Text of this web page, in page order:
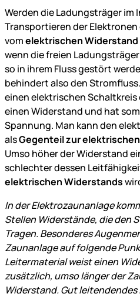
Werden die Ladungsträger im
Transportieren der
vomelektrischen Widerstand
wenn die freien
so in ihrem Fluss gestört
behindert also den
einen elektrischen
einen Widerstand und hat
Spannung. Man kann den
alsGegenteil zur
Umso höher der Widerstand
schlechter dessen
elektrischen Widerstands
In der Elektrozaunanlage
Stellen Widerstände, die den
Tragen. Besonderes
Zaunanlage auf folgende
Leitermaterial weist einen
zusätzlich, umso länger der
Widerstand. Gut